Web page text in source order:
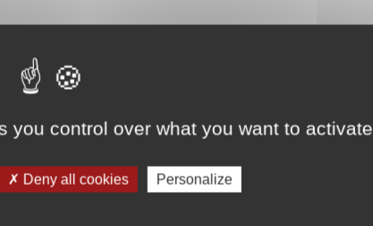
you control over what you want to activate
Deny all cookies Personalize